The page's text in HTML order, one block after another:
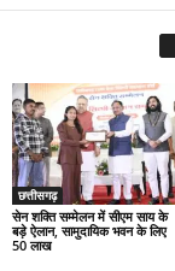
छत्तीसगढ़
सेन शक्ति सम्मेलन में सीएम साय के
बड़े ऐलान, सामुदायिक भवन के लिए
50 लाख